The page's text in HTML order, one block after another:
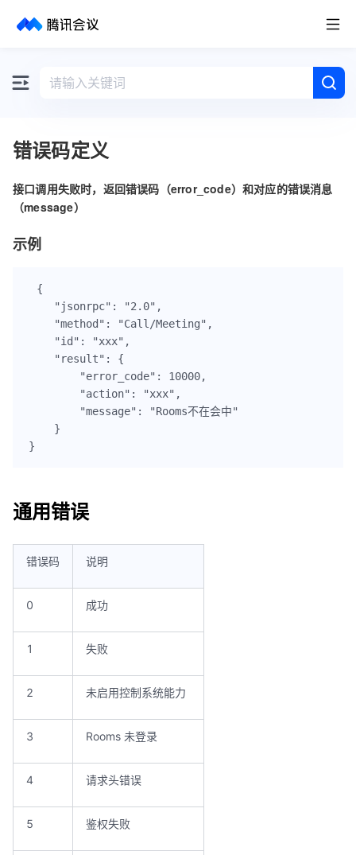
取消
错误码定义
接口调用失败时，返回错误码（error_code）和对应的错误消息
（message）
示例
{
    "jsonrpc": "2.0",
    "method": "Call/Meeting",
    "id": "xxx",
    "result": {
        "error_code": 10000,
        "action": "xxx",
        "message": "Rooms不在会中"
    }
}
通用错误
错误码 说明
0 成功
1 失败
2 未启用控制系统能力
3 Rooms 未登录
4 请求头错误
5 鉴权失败